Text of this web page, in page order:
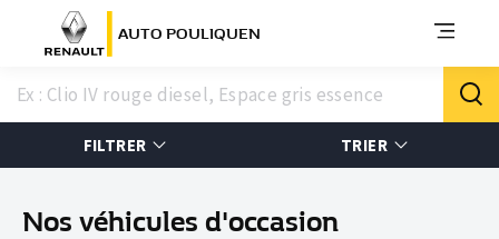
AUTO POULIQUEN
FILTRER TRIER
Nos véhicules d'occasion